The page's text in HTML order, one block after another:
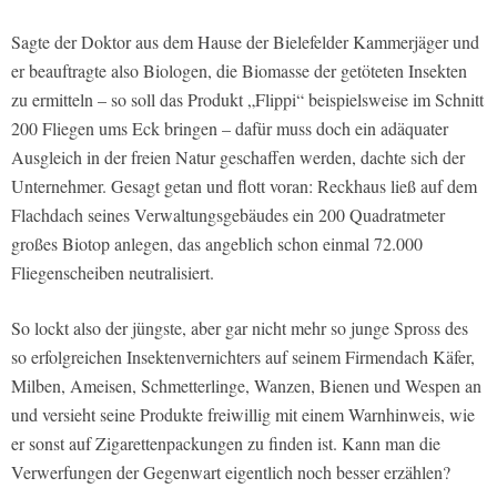
Sagte der Doktor aus dem Hause der Bielefelder Kammerjäger und
er beauftragte also Biologen, die Biomasse der getöteten Insekten
zu ermitteln – so soll das Produkt „Flippi“ beispielsweise im Schnitt
200 Fliegen ums Eck bringen – dafür muss doch ein adäquater
Ausgleich in der freien Natur geschaffen werden, dachte sich der
Unternehmer. Gesagt getan und flott voran: Reckhaus ließ auf dem
Flachdach seines Verwaltungsgebäudes ein 200 Quadratmeter
großes Biotop anlegen, das angeblich schon einmal 72.000
Fliegenscheiben neutralisiert.
So lockt also der jüngste, aber gar nicht mehr so junge Spross des
so erfolgreichen Insektenvernichters auf seinem Firmendach Käfer,
Milben, Ameisen, Schmetterlinge, Wanzen, Bienen und Wespen an
und versieht seine Produkte freiwillig mit einem Warnhinweis, wie
er sonst auf Zigarettenpackungen zu finden ist. Kann man die
Verwerfungen der Gegenwart eigentlich noch besser erzählen?